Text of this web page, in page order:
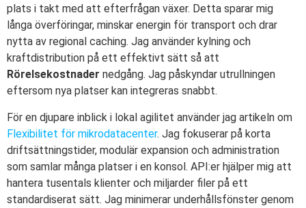
plats i takt med att efterfrågan växer. Detta sparar mig
långa överföringar, minskar energin för transport och drar
nytta av regional caching. Jag använder kylning och
kraftdistribution på ett effektivt sätt så att
Rörelsekostnader nedgång. Jag påskyndar utrullningen
eftersom nya platser kan integreras snabbt.
För en djupare inblick i lokal agilitet använder jag artikeln om
Flexibilitet för mikrodatacenter. Jag fokuserar på korta
driftsättningstider, modulär expansion och administration
som samlar många platser i en konsol. API:er hjälper mig att
hantera tusentals klienter och miljarder filer på ett
standardiserat sätt. Jag minimerar underhållsfönster genom